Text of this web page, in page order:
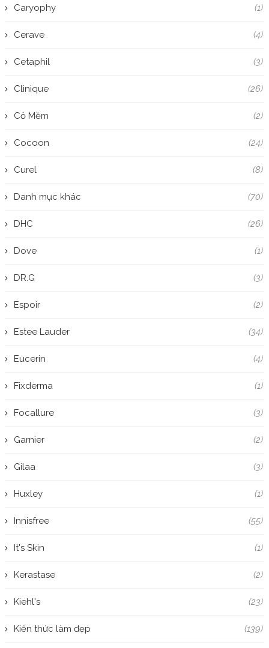
Caryophy (1)
Cerave (4)
Cetaphil (3)
Clinique (26)
Cỏ Mềm (2)
Cocoon (24)
Curel (8)
Danh mục khác (70)
DHC (26)
Dove (1)
DR.G (3)
Espoir (2)
Estee Lauder (34)
Eucerin (4)
Fixderma (1)
Focallure (3)
Garnier (2)
Gilaa (3)
Huxley (1)
Innisfree (55)
It's Skin (1)
Kerastase (2)
Kiehl's (23)
Kiến thức làm đẹp (139)